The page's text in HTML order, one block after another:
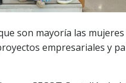
son mayoría las mujeres
empresariales y